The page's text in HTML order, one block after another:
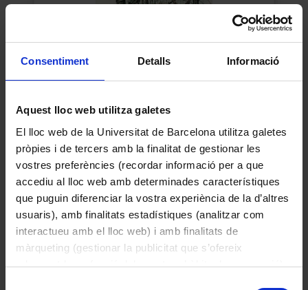
Consentiment Detalls Informació
Aquest lloc web utilitza galetes
El lloc web de la Universitat de Barcelona utilitza galetes
pròpies i de tercers amb la finalitat de gestionar les
vostres preferències (recordar informació per a que
accediu al lloc web amb determinades característiques
que puguin diferenciar la vostra experiència de la d’altres
usuaris), amb finalitats estadístiques (analitzar com
interactueu amb el lloc web) i amb finalitats de
màrqueting (gestionar la publicitat que s’ofereix
adequant-la en funció dels vostres hàbits de navegació).
Selva de Guinea Equatorial
Jordi Sabater Pi